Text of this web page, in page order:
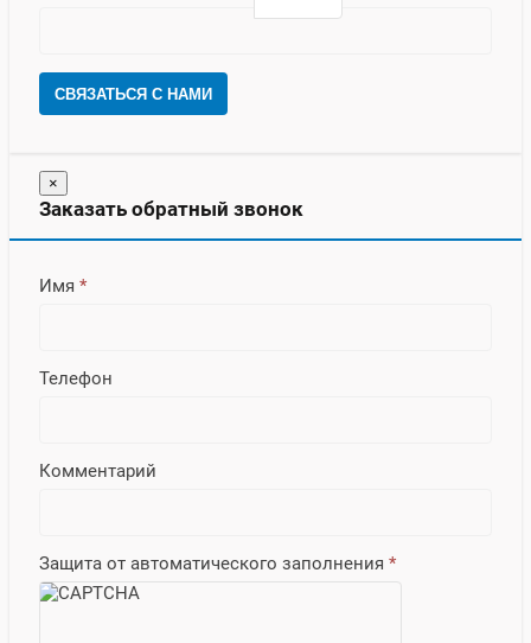
СВЯЗАТЬСЯ С НАМИ
×
Заказать обратный звонок
Имя *
Телефон
Комментарий
Защита от автоматического заполнения *